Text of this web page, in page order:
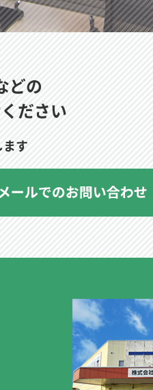
どの
ださい
す